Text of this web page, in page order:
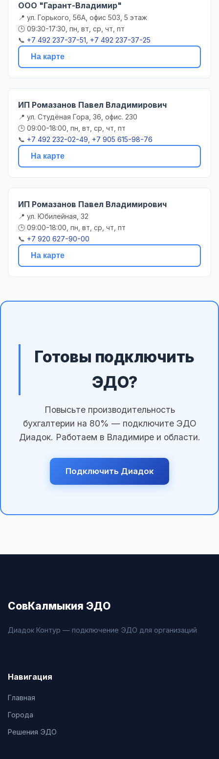
ООО "Гарант-Владимир"
📍 ул. Горького, 56А, офис 503, 5 этаж
🕒 09:30-17:30, пн, вт, ср, чт, пт
📞 +7 492 237-37-51, +7 492 237-37-25
На карте
ИП Ромазанов Павел Владимирович
📍 ул. Студёная Гора, 36, офис. 230
🕒 09:00-18:00, пн, вт, ср, чт, пт
📞 +7 492 232-02-49, +7 905 615-98-76
На карте
ИП Ромазанов Павел Владимирович
📍 ул. Юбилейная, 32
🕒 09:00-18:00, пн, вт, ср, чт, пт
📞 +7 920 627-90-00
На карте
Готовы подключить
ЭДО?
Повысьте производительность
бухгалтерии на 80% — подключите ЭДО
Диадок. Работаем в Владимире и области.
Подключить Диадок
СовКалмыкия ЭДО
Диадок Контур — подключение ЭДО для организаций
Навигация
Главная
Города
Решения ЭДО